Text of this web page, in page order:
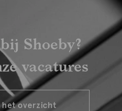
Shoeby?
vacatures
het overzicht